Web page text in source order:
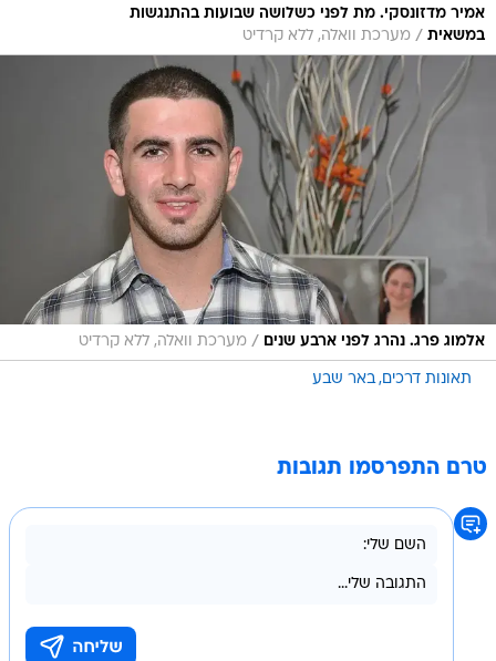
אלמוג פרג. נהרג לפני ארבע שנים / מערכת וואלה, ללא קרדיט
תאונות דרכים באר שבע
בשליחת התגובה אני מסכים לתנאי השימוש